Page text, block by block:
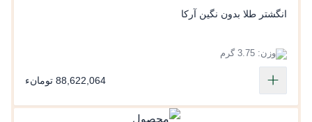
انگشتر طلا بدون نگین آرکا
وزن: 3.75 گرم
88,622,064 تومانء